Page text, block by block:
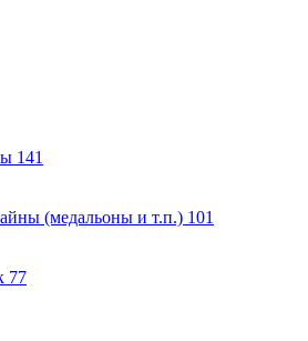
141
(медальоны и т.п.) 101
77